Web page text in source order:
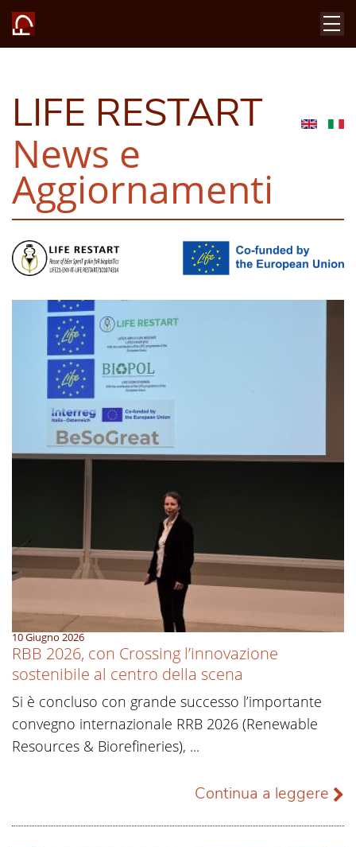
LIFE RESTART
News e
Aggiornamenti
10 Giugno 2026
RBB 2026, con Crossing l’innovazione
sostenibile al centro della scena
Si è concluso con grande successo l’importante
convegno internazionale RRB 2026 (Renewable
Resources & Biorefineries), ...
Continua a leggere